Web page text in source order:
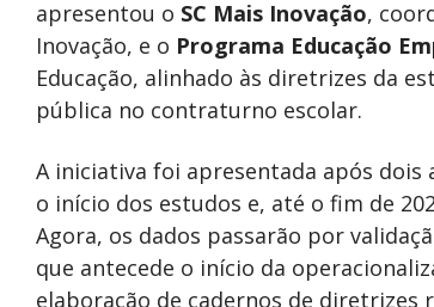
apresentou o SC Mais Inovação,
Inovação, e o Programa Educação
Educação, alinhado às diretrizes da
pública no contraturno escolar.
A iniciativa foi apresentada após dois
o início dos estudos e, até o fim de
Agora, os dados passarão por
que antecede o início da
elaboração de cadernos de diretrizes